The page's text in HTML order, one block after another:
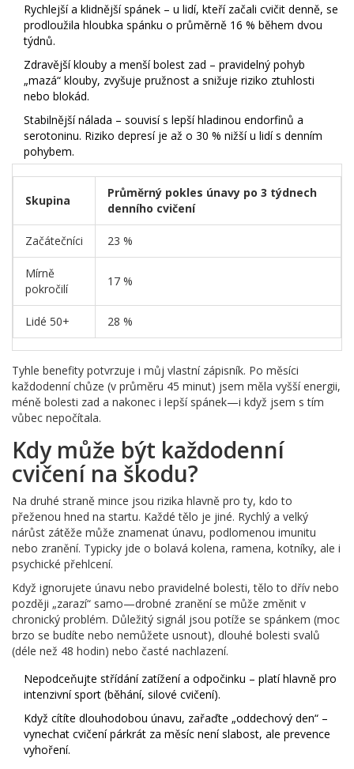
Rychlejší a klidnější spánek – u lidí, kteří začali cvičit denně, se
prodloužila hloubka spánku o průměrně 16 % během dvou
týdnů.
Zdravější klouby a menší bolest zad – pravidelný pohyb
„mazá“ klouby, zvyšuje pružnost a snižuje riziko ztuhlosti
nebo blokád.
Stabilnější nálada – souvisí s lepší hladinou endorfinů a
serotoninu. Riziko depresí je až o 30 % nižší u lidí s denním
pohybem.
Skupina
Průměrný pokles únavy po 3 týdnech
denního cvičení
Začátečníci 23 %
Mírně
pokročilí
17 %
Lidé 50+ 28 %
Tyhle benefity potvrzuje i můj vlastní zápisník. Po měsíci
každodenní chůze (v průměru 45 minut) jsem měla vyšší energii,
méně bolesti zad a nakonec i lepší spánek—i když jsem s tím
vůbec nepočítala.
Kdy může být každodenní
cvičení na škodu?
Na druhé straně mince jsou rizika hlavně pro ty, kdo to
přeženou hned na startu. Každé tělo je jiné. Rychlý a velký
nárůst zátěže může znamenat únavu, podlomenou imunitu
nebo zranění. Typicky jde o bolavá kolena, ramena, kotníky, ale i
psychické přehlcení.
Když ignorujete únavu nebo pravidelné bolesti, tělo to dřív nebo
později „zarazí“ samo—drobné zranění se může změnit v
chronický problém. Důležitý signál jsou potíže se spánkem (moc
brzo se budíte nebo nemůžete usnout), dlouhé bolesti svalů
(déle než 48 hodin) nebo časté nachlazení.
Nepodceňujte střídání zatížení a odpočinku – platí hlavně pro
intenzivní sport (běhání, silové cvičení).
Když cítíte dlouhodobou únavu, zařaďte „oddechový den“ –
vynechat cvičení párkrát za měsíc není slabost, ale prevence
vyhoření.